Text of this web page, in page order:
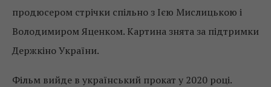
продюсером стрічки спільно з Ією Мислицькою і
Володимиром Яценком. Картина знята за підтримки
Держкіно України.
Фільм вийде в український прокат у 2020 році.